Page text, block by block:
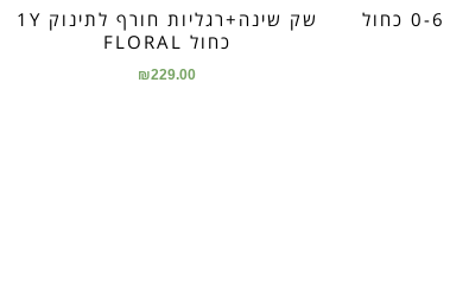
שק שינה+שרוולים חורף 0-6 כחול
שק שינה+רגליות חורף לתינוק 1Y
כחול FLORAL
₪229.00